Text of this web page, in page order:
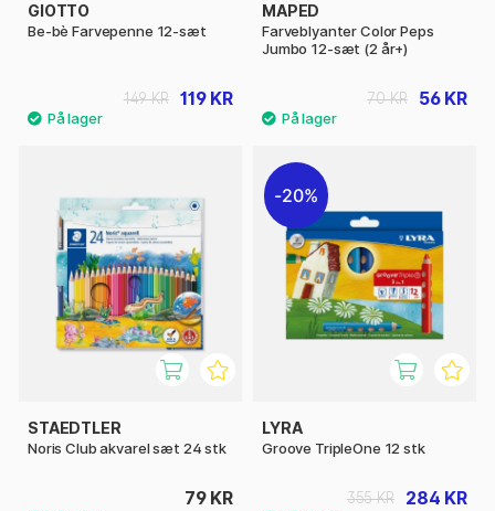
GIOTTO
Be-bè Farvepenne 12-sæt
119 KR
149 KR
MAPED
Farveblyanter Color Peps
Jumbo 12-sæt (2 år+)
56 KR
70 KR
STAEDTLER
Noris Club akvarel sæt 24 stk
79 KR
20%
LYRA
Groove TripleOne 12 stk
284 KR
355 KR